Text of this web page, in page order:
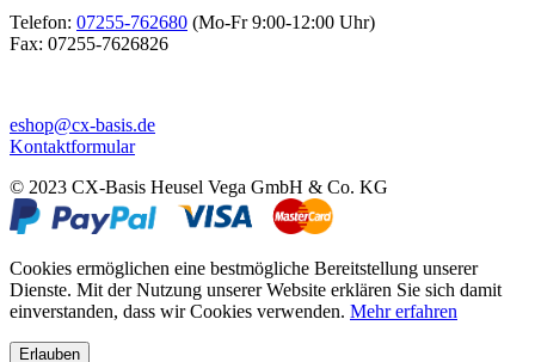
Telefon: 07255-762680 (Mo-Fr 9:00-12:00 Uhr)
Fax: 07255-7626826
eshop@cx-basis.de
Kontaktformular
© 2023 CX-Basis Heusel Vega GmbH & Co. KG
Cookies ermöglichen eine bestmögliche Bereitstellung unserer
Dienste. Mit der Nutzung unserer Website erklären Sie sich damit
einverstanden, dass wir Cookies verwenden. Mehr erfahren
Erlauben